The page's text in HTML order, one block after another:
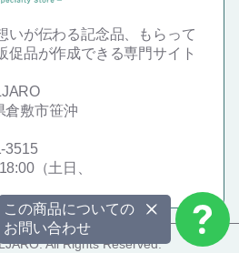
この商品についての
お問い合わせ
いが伝わる記念品、もらって
促品が作成できる専門サイト
倉敷市笹沖
3515
（土日、
All Rights Reserved.